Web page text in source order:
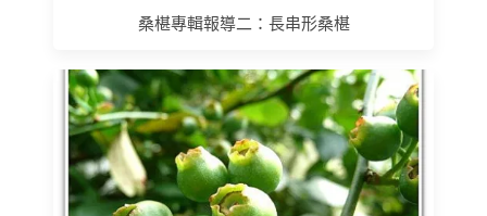
桑椹專輯報導二：長串形桑椹